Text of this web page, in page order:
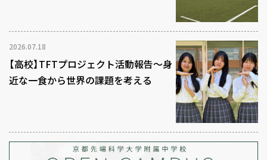
2026.07.18
【高校】TFTプロジェクト活動報告～身
近な一食から世界の課題を考える